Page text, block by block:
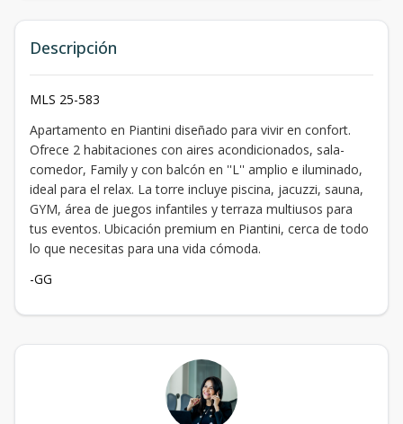
Descripción
MLS 25-583
Apartamento en Piantini diseñado para vivir en confort.
Ofrece 2 habitaciones con aires acondicionados, sala-
comedor, Family y con balcón en ''L'' amplio e iluminado,
ideal para el relax. La torre incluye piscina, jacuzzi, sauna,
GYM, área de juegos infantiles y terraza multiusos para
tus eventos. Ubicación premium en Piantini, cerca de todo
lo que necesitas para una vida cómoda.
-GG